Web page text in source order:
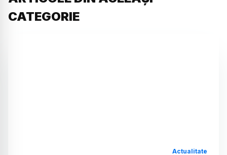
CATEGORIE
Actualitate